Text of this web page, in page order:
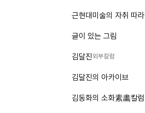
근현대미술의 자취 따라
글이 있는 그림
김달진외부칼럼
김달진의 아카이브
김동화의 소화素畵칼럼